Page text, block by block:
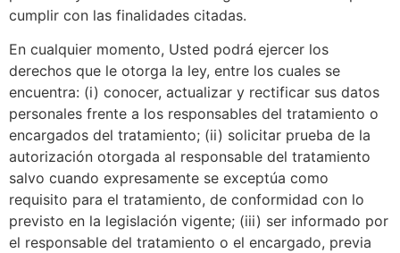
cumplir con las finalidades citadas.
En cualquier momento, Usted podrá ejercer los
derechos que le otorga la ley, entre los cuales se
encuentra: (i) conocer, actualizar y rectificar sus datos
personales frente a los responsables del tratamiento o
encargados del tratamiento; (ii) solicitar prueba de la
autorización otorgada al responsable del tratamiento
salvo cuando expresamente se exceptúa como
requisito para el tratamiento, de conformidad con lo
previsto en la legislación vigente; (iii) ser informado por
el responsable del tratamiento o el encargado, previa